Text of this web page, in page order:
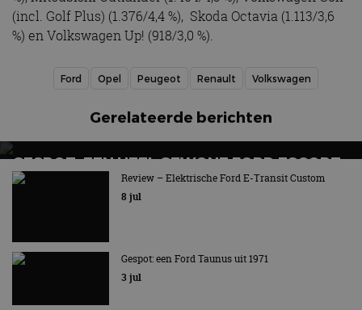
(incl. Golf Plus) (1.376/4,4 %), Skoda Octavia (1.113/3,6
%) en Volkswagen Up! (918/3,0 %).
Ford Opel Peugeot Renault Volkswagen
Gerelateerde berichten
GESPOT: EEN HEEL GEWONE FORD ESCORT
ESTATE UIT 1977
Nu eens geen rallyauto
Review – Elektrische Ford E-Transit Custom
8 jul
Gespot: een Ford Taunus uit 1971
3 jul